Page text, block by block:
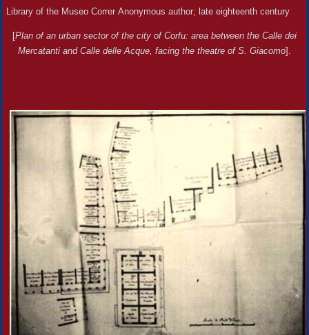
Library of the Museo Correr Anonymous author; late eighteenth century
[Plan of an urban sector of the city of Corfu: area between the Calle dei
Mercatanti and Calle delle Acque, facing the theatre of S. Giacomo].